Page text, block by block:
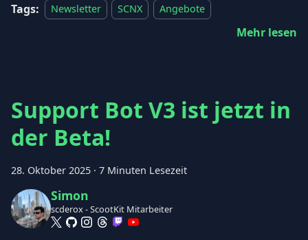
Tags: Newsletter SCNX Angebote
Mehr lesen
Support Bot V3 ist jetzt in
der Beta!
28. Oktober 2025 · 7 Minuten Lesezeit
Simon
scderox - ScootKit Mitarbeiter